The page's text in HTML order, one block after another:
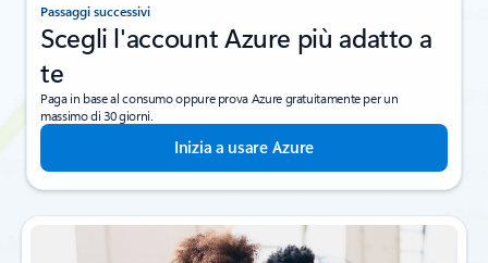
Passaggi successivi
Scegli l'account Azure più adatto a
te
Paga in base al consumo oppure prova Azure gratuitamente per un
massimo di 30 giorni.
Inizia a usare Azure